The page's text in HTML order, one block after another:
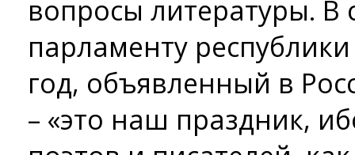
вопросы литературы. В
парламенту
год, объявленный в
– «это наш праздник,